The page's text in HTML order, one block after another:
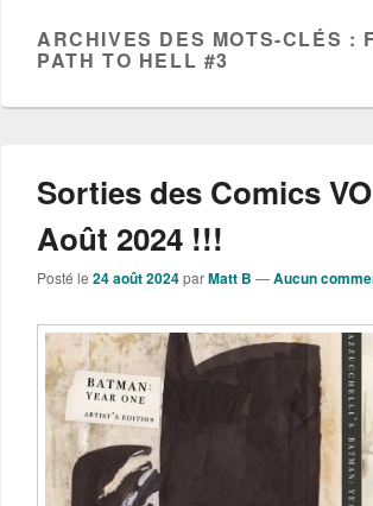
ARCHIVES DES MOTS-CLÉS :
PATH TO HELL #3
Sorties des Comics
Août 2024 !!!
Posté le 24 août 2024parMatt B —Aucun